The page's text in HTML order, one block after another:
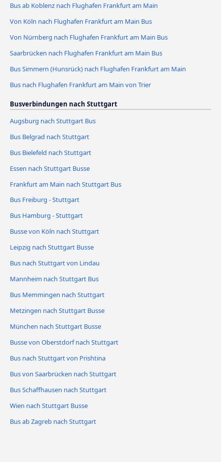
Bus ab Koblenz nach Flughafen Frankfurt am Main
Von Köln nach Flughafen Frankfurt am Main Bus
Von Nürnberg nach Flughafen Frankfurt am Main Bus
Saarbrücken nach Flughafen Frankfurt am Main Bus
Bus Simmern (Hunsrück) nach Flughafen Frankfurt am Main
Bus nach Flughafen Frankfurt am Main von Trier
Busverbindungen nach Stuttgart
Augsburg nach Stuttgart Bus
Bus Belgrad nach Stuttgart
Bus Bielefeld nach Stuttgart
Essen nach Stuttgart Busse
Frankfurt am Main nach Stuttgart Bus
Bus Freiburg - Stuttgart
Bus Hamburg - Stuttgart
Busse von Köln nach Stuttgart
Leipzig nach Stuttgart Busse
Bus nach Stuttgart von Lindau
Mannheim nach Stuttgart Bus
Bus Memmingen nach Stuttgart
Metzingen nach Stuttgart Busse
München nach Stuttgart Busse
Busse von Oberstdorf nach Stuttgart
Bus nach Stuttgart von Prishtina
Bus von Saarbrücken nach Stuttgart
Bus Schaffhausen nach Stuttgart
Wien nach Stuttgart Busse
Bus ab Zagreb nach Stuttgart